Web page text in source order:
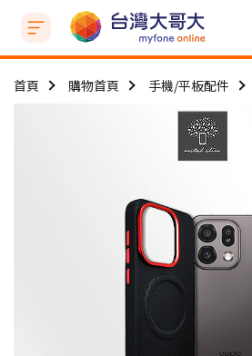
首頁 購物首頁 手機/平板配件